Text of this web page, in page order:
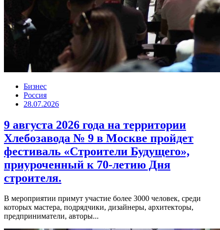
Бизнес
Россия
28.07.2026
9 августа 2026 года на территории
Хлебозавода № 9 в Москве пройдет
фестиваль «Строители Будущего»,
приуроченный к 70-летию Дня
строителя.
В мероприятии примут участие более 3000 человек, среди
которых мастера, подрядчики, дизайнеры, архитекторы,
предприниматели, авторы...